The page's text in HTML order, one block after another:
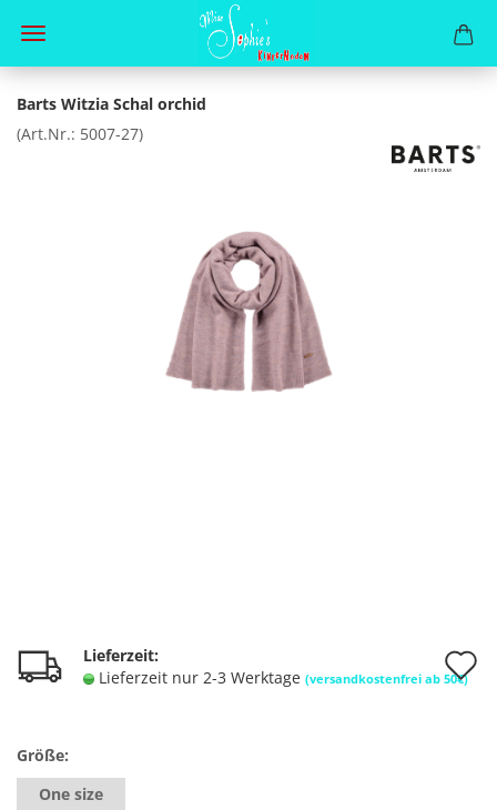
Barts Witzia Schal orchid
(Art.Nr.: 5007-27)
Lieferzeit:
Lieferzeit nur 2-3 Werktage (versandkostenfrei ab 50€)
Größe:
One size